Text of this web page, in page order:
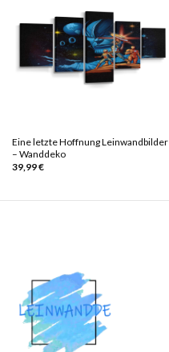
Eine letzte Hoffnung Leinwandbilder
– Wanddeko
39,99€